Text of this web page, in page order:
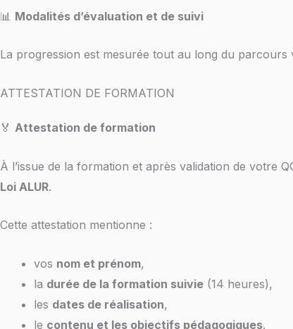
📊 Modalités d’évaluation et de suivi
La progression est mesurée tout au long du parcours
ATTESTATION DE FORMATION
🏅 Attestation de formation
À l’issue de la formation et après validation de votre
Loi ALUR.
Cette attestation mentionne :
vos nom et prénom,
la durée de la formation suivie (14 heures),
les dates de réalisation,
le contenu et les objectifs pédagogiques.